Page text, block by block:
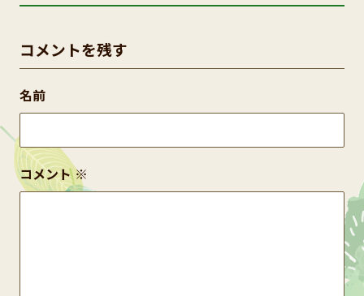
コメントを残す
コメント※
名前